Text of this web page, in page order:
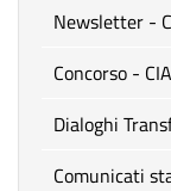
Newsletter -
Concorso -
Dialoghi
Comunicati